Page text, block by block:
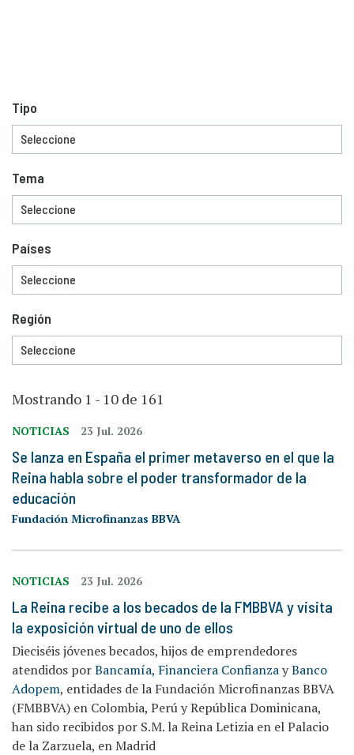
Mostrando 1 - 10 de 161
NOTICIAS 23 Jul. 2026
Se lanza en España el primer metaverso en el que la
Reina habla sobre el poder transformador de la
educación
Fundación Microfinanzas BBVA
NOTICIAS 23 Jul. 2026
La Reina recibe a los becados de la FMBBVA y visita
la exposición virtual de uno de ellos
Dieciséis jóvenes becados, hijos de emprendedores
atendidos porBancamía, Financiera ConfianzayBanco
Adopem, entidades de la Fundación Microfinanzas BBVA
(FMBBVA) en Colombia, Perú y República Dominicana,
han sido recibidos por S.M. la Reina Letizia en el Palacio
de la Zarzuela, en Madrid
Tipo
Tema
Países
Región